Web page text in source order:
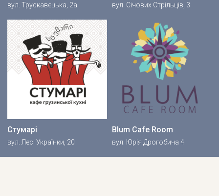
вул. Трускавецька, 2a вул. Січових Стрільців, 3
Стумарі
вул. Лесі Українки, 20
Blum Cafe Room
вул. Юрія Дрогобича 4